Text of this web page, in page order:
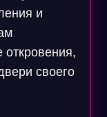
и
своего